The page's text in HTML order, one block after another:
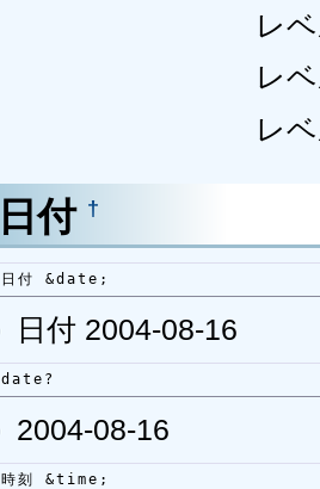
レ
レ
レ
日付 †
日付 &date;
日付 2004-08-16
date?
2004-08-16
時刻 &time;